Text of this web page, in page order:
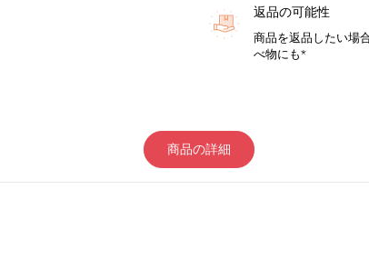
返品の可能性
商品を返品したい場
べ物にも*
商品の詳細